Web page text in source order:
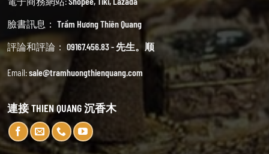
臉書訊息： Trầm Hương Thiên Quang
評論和評論： 09167.456.83 - 先生。顺
Email:sale@tramhuongthienquang.com
連接 THIEN QUANG 沉香木